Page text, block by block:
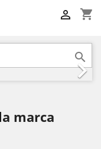
shopping_cart



marca